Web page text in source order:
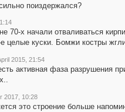
поиздержался?
70-х начали отваливаться
е целые куски. Бомжи костры
2015, 21:54
активная фаза разрушения
2017, 10:28
это строение больше